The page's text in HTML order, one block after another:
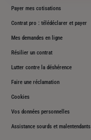
Payer mes cotisations
Contrat pro : télédéclarer et payer
Mes demandes en ligne
Résilier un contrat
Lutter contre la déshérence
Faire une réclamation
Cookies
Vos données personnelles
Assistance sourds et malentendants